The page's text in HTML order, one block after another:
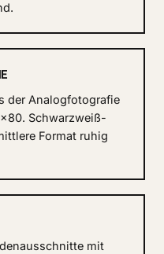
der Analogfotografie
Schwarzweiß-
Format ruhig
mit